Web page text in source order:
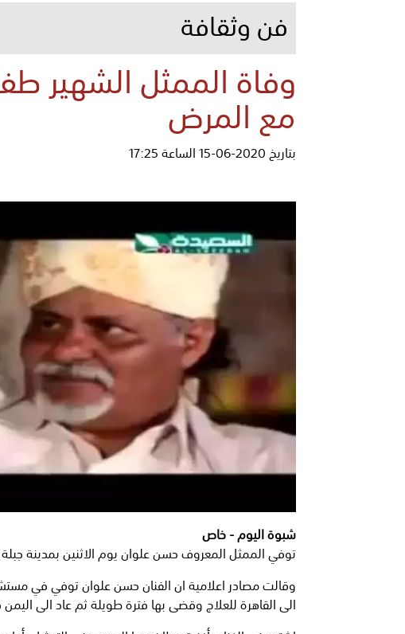
فن وثقافة
وفاة الممثل الشهير
مع المرض
بتاريخ 2020-06-15 الساعة 17:25
شبوة اليوم - خاص
توفي الممثل المعروف حسن علوان يوم الاثنين بمدينة
وقالت مصادر اعلامية ان الفنان حسن علوان توفي في
الى القاهرة للعلاج وقضى بها فترة طويلة ثم عاد الى